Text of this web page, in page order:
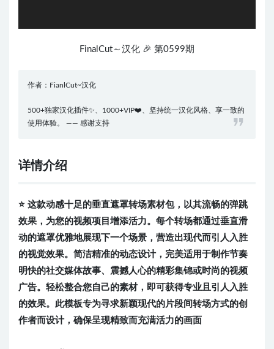
FinalCut～汉化 🎉 第0599期
作者：FianlCut~汉化
500+独家汉化插件✨、1000+VIP❤️、坚持统一汉化风格、享一致的
使用体验。 —— 感谢支持
详情介绍
⭐️ 这款动感十足的垂直遮罩转场素材包，以其流畅的弹跳
效果，为您的视频项目增添活力。每个转场都通过垂直滑
动的遮罩优雅地展现下一个场景，营造出现代而引人入胜
的视觉效果。简洁精准的动态设计，完美适用于制作节奏
明快的社交媒体故事、震撼人心的精彩集锦或时尚的视频
广告。轻松整合您自己的素材，即可获得专业且引人入胜
的效果。此模板专为寻求新颖现代的片段间转场方式的创
作者而设计，确保呈现精致而充满活力的画面